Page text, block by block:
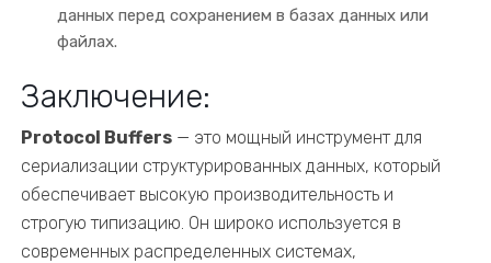
данных перед сохранением в базах данных или
файлах.
Заключение:
Protocol Buffers — это мощный инструмент для
сериализации структурированных данных, который
обеспечивает высокую производительность и
строгую типизацию. Он широко используется в
современных распределенных системах,